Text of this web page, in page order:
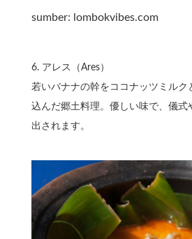
sumber: lombokvibes.com
6.⁠ ⁠アレス（Ares）
若いバナナの幹をココナッツミルク
込んだ郷土料理。優しい味で、儀式
出されます。